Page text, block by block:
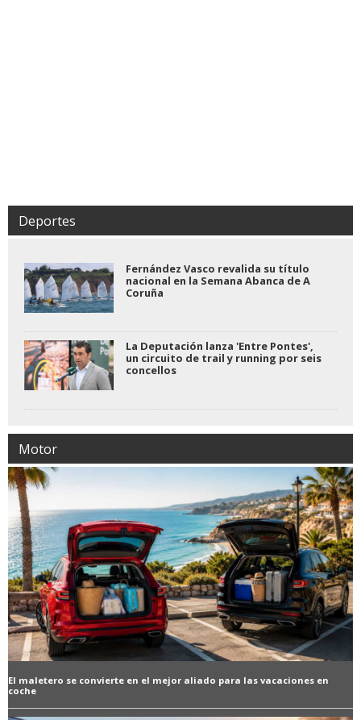
Deportes
Fernández Vasco revalida su título
nacional en la Semana Abanca de A
Coruña
La Deputación lanza 'Entre Pontes',
un circuito de trail y running por seis
concellos
Motor
El maletero se convierte en el mejor aliado para las vacaciones en
coche